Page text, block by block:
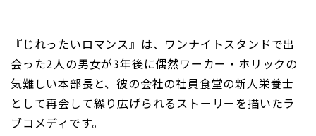
『じれったいロマンス』は、ワンナイトスタンドで出
会った2人の男女が3年後に偶然ワーカー・ホリックの
気難しい本部長と、彼の会社の社員食堂の新人栄養士
として再会して繰り広げられるストーリーを描いたラ
ブコメディです。